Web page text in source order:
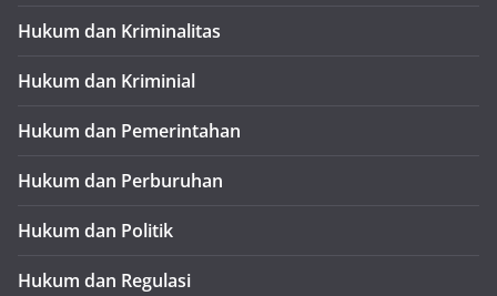
Hukum dan Kriminalitas
Hukum dan Kriminial
Hukum dan Pemerintahan
Hukum dan Perburuhan
Hukum dan Politik
Hukum dan Regulasi